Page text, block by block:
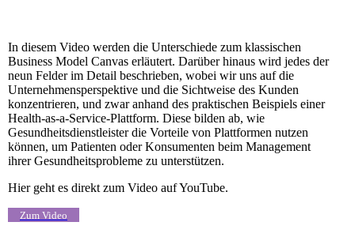
In diesem Video werden die Unterschiede zum klassischen
Business Model Canvas erläutert. Darüber hinaus wird jedes der
neun Felder im Detail beschrieben, wobei wir uns auf die
Unternehmensperspektive und die Sichtweise des Kunden
konzentrieren, und zwar anhand des praktischen Beispiels einer
Health-as-a-Service-Plattform. Diese bilden ab, wie
Gesundheitsdienstleister die Vorteile von Plattformen nutzen
können, um Patienten oder Konsumenten beim Management
ihrer Gesundheitsprobleme zu unterstützen.
Hier geht es direkt zum Video auf YouTube.
Zum Video